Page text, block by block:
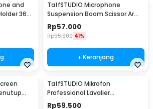
and
360
TaffSTUDIO Microphone
Suspension Boom Scissor Arm
with Lazypod - D6
Rp57.000
Rp95.900 41%
+ Keranjang
TaffSTUDIO Mikrofon
Professional Lavalier
Microphone Clip 3.5mm - Q10
Rp59.500